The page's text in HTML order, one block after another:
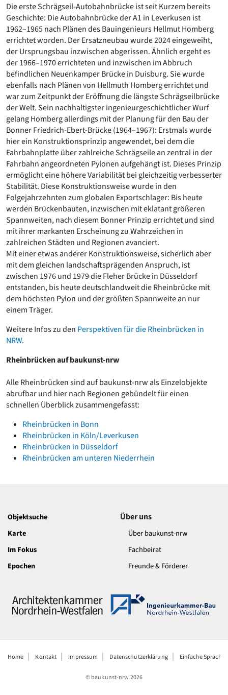
Die erste Schrägseil-Autobahnbrücke ist seit Kurzem bereits
Geschichte: Die Autobahnbrücke der A1 in Leverkusen ist
1962–1965 nach Plänen des Bauingenieurs Hellmut Homberg
errichtet worden. Der Ersatzneubau wurde 2024 eingeweiht,
der Ursprungsbau inzwischen abgerissen. Ähnlich ergeht es
der 1966–1970 errichteten und inzwischen im Abbruch
befindlichen Neuenkamper Brücke in Duisburg. Sie wurde
ebenfalls nach Plänen von Hellmuth Homberg errichtet und
war zum Zeitpunkt der Eröffnung die längste Schrägseilbrücke
der Welt. Sein nachhaltigster ingenieurgeschichtlicher Wurf
gelang Homberg allerdings mit der Planung für den Bau der
Bonner Friedrich-Ebert-Brücke (1964–1967): Erstmals wurde
hier ein Konstruktionsprinzip angewendet, bei dem die
Fahrbahnplatte über zahlreiche Schrägseile an zentral in der
Fahrbahn angeordneten Pylonen aufgehängt ist. Dieses Prinzip
ermöglicht eine höhere Variabilität bei gleichzeitig verbesserter
Stabilität. Diese Konstruktionsweise wurde in den
Folgejahrzehnten zum globalen Exportschlager: Bis heute
werden Brückenbauten, inzwischen mit eklatant größeren
Spannweiten, nach diesem Bonner Prinzip errichtet und sind
mit ihrer markanten Erscheinung zu Wahrzeichen in
zahlreichen Städten und Regionen avanciert.
Mit einer etwas anderer Konstruktionsweise, sicherlich aber
mit dem gleichen landschaftsprägenden Anspruch, ist
zwischen 1976 und 1979 die Fleher Brücke in Düsseldorf
entstanden, bis heute deutschlandweit die Rheinbrücke mit
dem höchsten Pylon und der größten Spannweite an nur
einem Träger.
Weitere Infos zu den Perspektiven für die Rheinbrücken in
NRW.
Rheinbrücken auf baukunst-nrw
Alle Rheinbrücken sind auf baukunst-nrw als Einzelobjekte
abrufbar und hier nach Regionen gebündelt für einen
schnellen Überblick zusammengefasst:
Rheinbrücken in Bonn
Rheinbrücken in Köln/Leverkusen
Rheinbrücken in Düsseldorf
Rheinbrücken am unteren Niederrhein
Objektsuche
Karte
Im Fokus
Epochen
Über uns
Über baukunst-nrw
Fachbeirat
Freunde & Förderer
Home Kontakt Impressum Datenschutzerklärung Einfache Sprache
© baukunst-nrw2026